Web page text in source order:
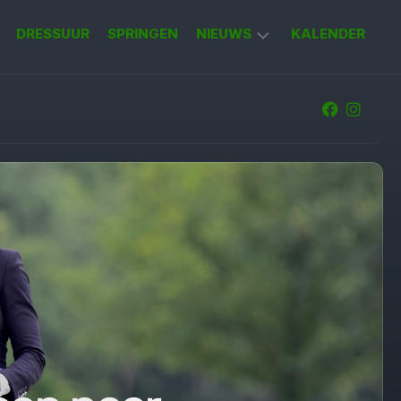
DRESSUUR SPRINGEN NIEUWS KALENDER